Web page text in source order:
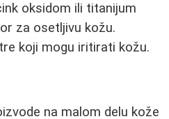
oksidom ili titanijum
za osetljivu kožu.
koji mogu iritirati kožu.
na malom delu kože